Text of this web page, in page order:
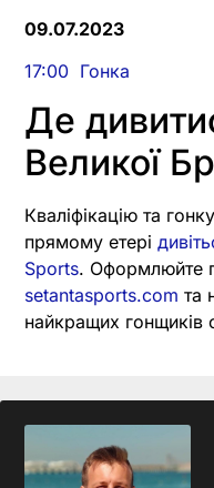
09.07.2023
17:00 Гонка
Де
Великої
Кваліфікацію та
прямому етері
Sports. Оформлюйте
setantasports.com та
найкращих гонщиків